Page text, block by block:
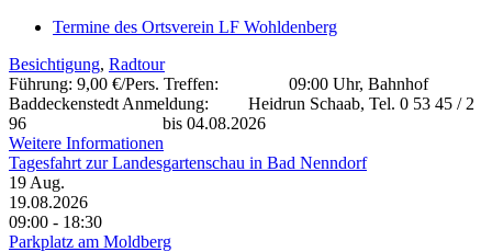
Termine des Ortsverein LF Wohldenberg
Besichtigung, Radtour
Führung: 9,00 €/Pers. Treffen: 09:00 Uhr, Bahnhof
Baddeckenstedt Anmeldung: Heidrun Schaab, Tel. 0 53 45 / 2
96 bis 04.08.2026
Weitere Informationen
Tagesfahrt zur Landesgartenschau in Bad Nenndorf
19 Aug.
19.08.2026
09:00 - 18:30
Parkplatz am Moldberg